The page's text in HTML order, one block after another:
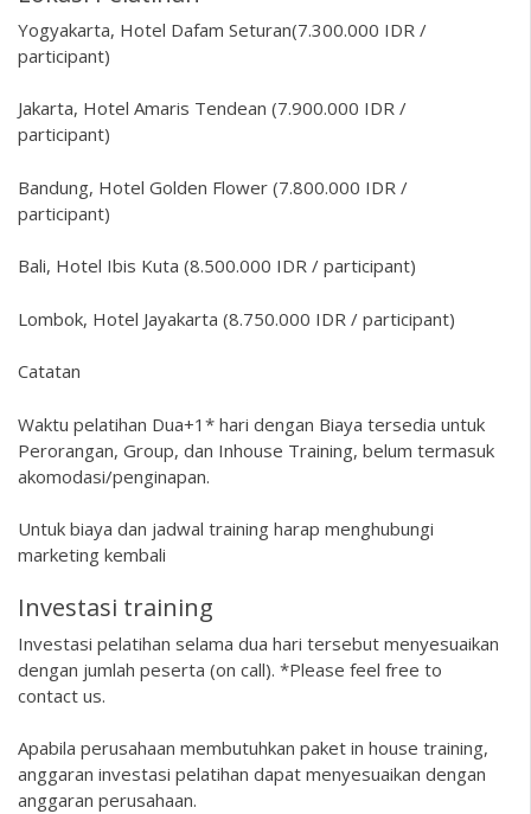
Yogyakarta, Hotel Dafam Seturan(7.300.000 IDR /
participant)
Jakarta, Hotel Amaris Tendean (7.900.000 IDR /
participant)
Bandung, Hotel Golden Flower (7.800.000 IDR /
participant)
Bali, Hotel Ibis Kuta (8.500.000 IDR / participant)
Lombok, Hotel Jayakarta (8.750.000 IDR / participant)
Catatan
Waktu pelatihan Dua+1* hari dengan Biaya tersedia untuk
Perorangan, Group, dan Inhouse Training, belum termasuk
akomodasi/penginapan.
Untuk biaya dan jadwal training harap menghubungi
marketing kembali
Investasi training
Investasi pelatihan selama dua hari tersebut menyesuaikan
dengan jumlah peserta (on call). *Please feel free to
contact us.
Apabila perusahaan membutuhkan paket in house training,
anggaran investasi pelatihan dapat menyesuaikan dengan
anggaran perusahaan.